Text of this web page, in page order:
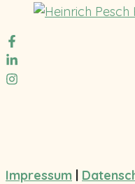
Impressum |